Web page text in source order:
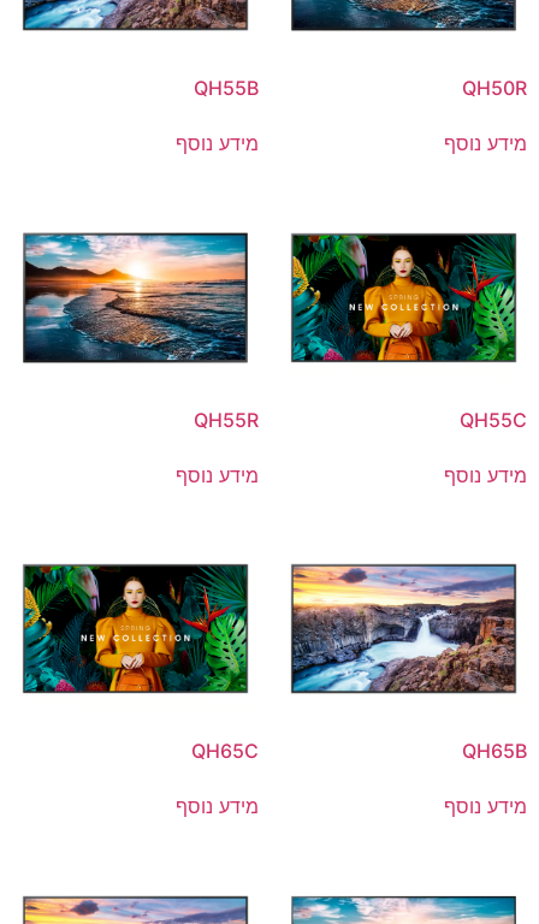
QH50R
מידע נוסף
QH55B
מידע נוסף
QH55C
מידע נוסף
QH55R
מידע נוסף
QH65B
מידע נוסף
QH65C
מידע נוסף